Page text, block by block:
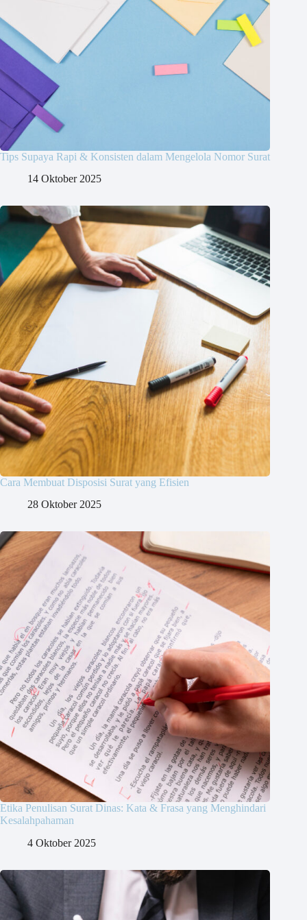
Tips Supaya Rapi & Konsisten dalam Mengelola Nomor Surat
14 Oktober 2025
Cara Membuat Disposisi Surat yang Efisien
28 Oktober 2025
Etika Penulisan Surat Dinas: Kata & Frasa yang Menghindari
Kesalahpahaman
4 Oktober 2025